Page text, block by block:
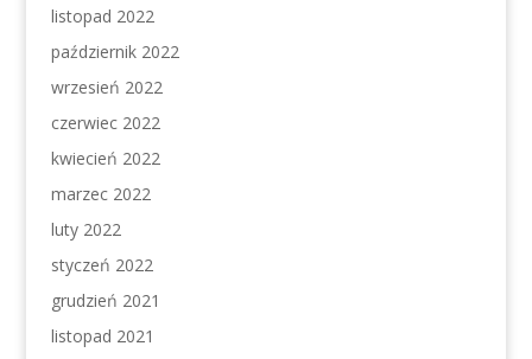
listopad 2022
październik 2022
wrzesień 2022
czerwiec 2022
kwiecień 2022
marzec 2022
luty 2022
styczeń 2022
grudzień 2021
listopad 2021